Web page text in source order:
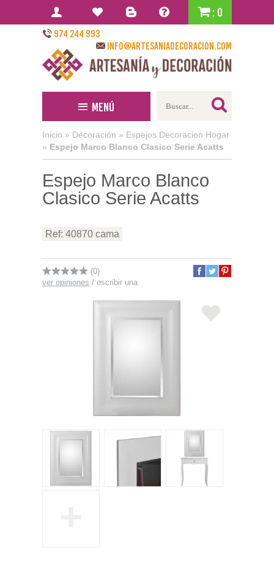
: 0
974 244 993
info@artesaniadecoracion.com
Menú
Inicio » Decoración » Espejos Decoracion Hogar
» Espejo Marco Blanco Clasico Serie Acatts
Espejo Marco Blanco
Clasico Serie Acatts
Ref: 40870 cama
(0)
ver opiniones / escribir una